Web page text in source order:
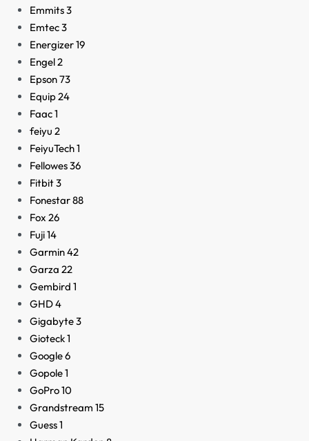
Emmits3
Emtec3
Energizer19
Engel2
Epson73
Equip24
Faac1
feiyu 2
FeiyuTech1
Fellowes36
Fitbit3
Fonestar88
Fox 26
Fuji14
Garmin42
Garza 22
Gembird 1
GHD4
Gigabyte3
Gioteck1
Google6
Gopole1
GoPro10
Grandstream 15
Guess1